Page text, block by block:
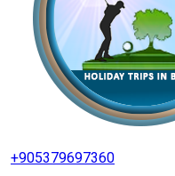
+905379697360